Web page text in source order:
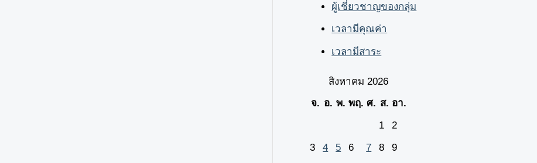
ผู้เชี่ยวชาญของกลุ่ม
เวลามีคุณค่า
เวลามีสาระ
สิงหาคม 2026
จ. อ. พ. พฤ. ศ. ส. อา.
1
2
3
4 5 6 7 8
9